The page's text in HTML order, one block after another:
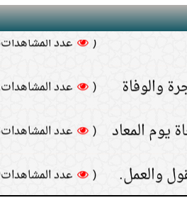
والوفاة ( عدد المشاهدات8971 )
المعاد ( عدد المشاهدات8953 )
( عدد المشاهدات7959 )